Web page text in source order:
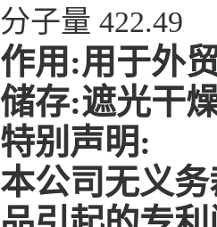
分子量 422.49
作用:用于外
储存:遮光干
特别声明:
本公司无义